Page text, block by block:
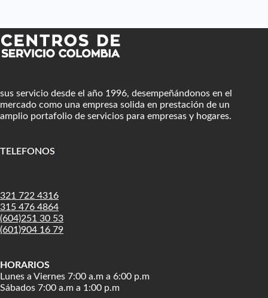
sus servicio desde el año 1996, desempeñándonos en el
mercado como una empresa solida en prestación de un
amplio portafolio de servicios para empresas y hogares.
TELEFONOS
321 722 4316
315 476 4864
(604)251 30 53
(601)904 16 79
HORARIOS
Lunes a Viernes 7:00 a.m a 6:00 p.m
Sábados 7:00 a.m a 1:00 p.m